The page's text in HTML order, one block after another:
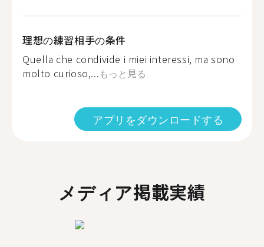
理想の練習相手の条件
Quella che condivide i miei interessi, ma sono
molto curioso,...もっと見る
アプリをダウンロードする
メディア掲載実績